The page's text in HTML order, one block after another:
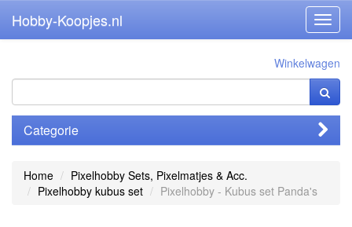
Hobby-Koopjes.nl
Winkelwagen
Categorie
Home
Pixelhobby Sets, Pixelmatjes & Acc.
Pixelhobby kubus set
Pixelhobby - Kubus set Panda's